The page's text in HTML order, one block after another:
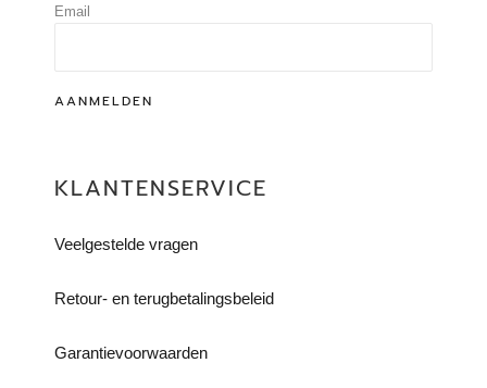
Email
AANMELDEN
KLANTENSERVICE
Veelgestelde vragen
Retour- en terugbetalingsbeleid​
Garantievoorwaarden